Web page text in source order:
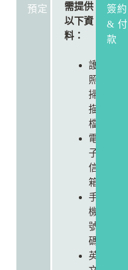
預定
需提供
以下資
料：
護
照
掃
描
檔
電
子
信
箱
手
機
號
碼
英
簽約
& 付
款